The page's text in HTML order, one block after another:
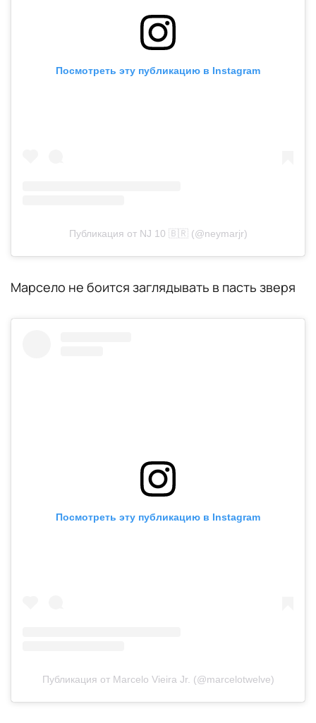
Посмотреть эту публикацию в Instagram
Публикация от NJ 10 🇧🇷 (@neymarjr)
Марсело не боится заглядывать в пасть зверя
Посмотреть эту публикацию в Instagram
Публикация от Marcelo Vieira Jr. (@marcelotwelve)